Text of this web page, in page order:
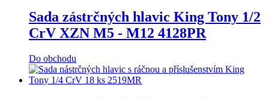
Sada zástrčných hlavic King Tony 1/2
CrV XZN M5 - M12 4128PR
Do obchodu